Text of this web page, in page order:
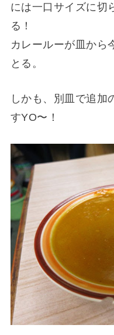
には一口サイズに切
る！
カレールーが皿から
とる。
しかも、別皿で追加
すYO〜！